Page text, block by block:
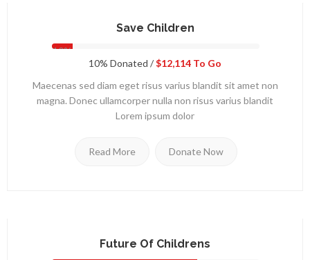
Save Children
10%
10% Donated /$12,114 To Go
Maecenas sed diam eget risus varius blandit sit amet non
magna. Donec ullamcorper nulla non risus varius blandit
Lorem ipsum dolor
Read More Donate Now
Future Of Childrens